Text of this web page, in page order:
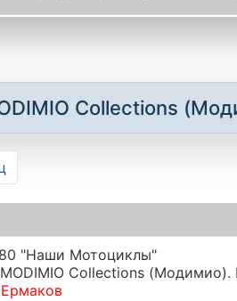
Collections
"Наши Мотоциклы"
Collections (Модимио).